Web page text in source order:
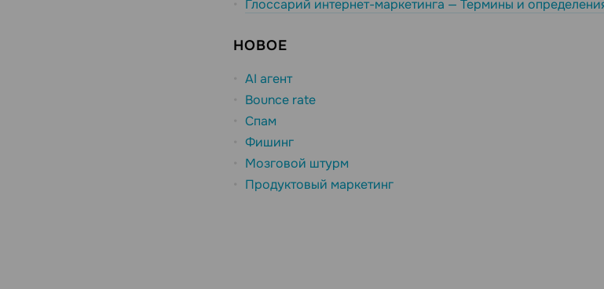
Глоссарий интернет-маркетинга — Термины и
НОВОЕ
AI агент
Bounce rate
Спам
Фишинг
Мозговой штурм
Продуктовый маркетинг